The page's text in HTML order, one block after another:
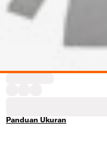
Panduan Ukuran